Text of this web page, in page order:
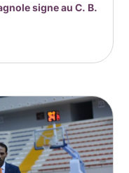
signe au C. B.